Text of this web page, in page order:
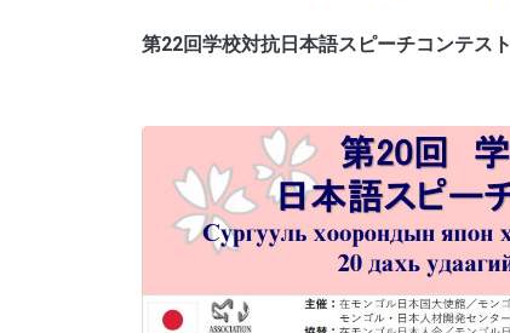
第22回学校対抗日本語スピーチコンテスト